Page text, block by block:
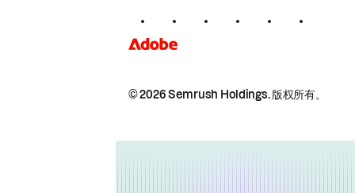
© 2026 Semrush Holdings.版权所有。